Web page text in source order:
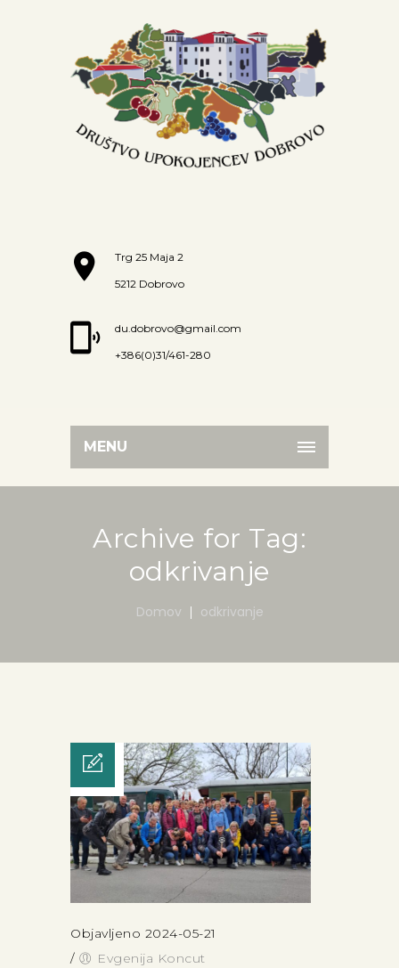
Trg 25 Maja 2
5212 Dobrovo
du.dobrovo@gmail.com
+386(0)31/461-280
MENU
Archive for Tag:
odkrivanje
Domov odkrivanje
Objavljeno 2024-05-21
/
Evgenija Koncut